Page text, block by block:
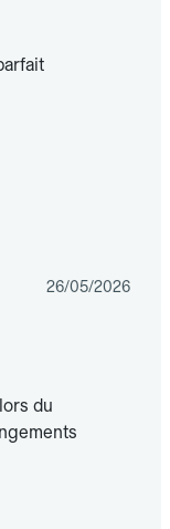
26/05/2026
du